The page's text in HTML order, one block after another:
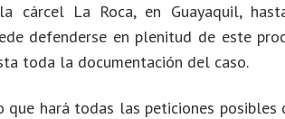
cárcel La Roca, en Guayaquil,
defenderse en plenitud de este
toda la documentación del caso.
que hará todas las peticiones